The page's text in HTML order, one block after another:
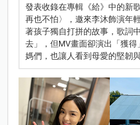
發表收錄在專輯《給》中的新
再也不怕〉，邀來李沐飾演年
著孩子獨自打拼的故事，歌詞
去」，但MV畫面卻演出「獲
媽們，也讓人看到母愛的堅韌與